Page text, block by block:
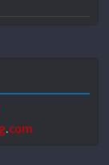
.com